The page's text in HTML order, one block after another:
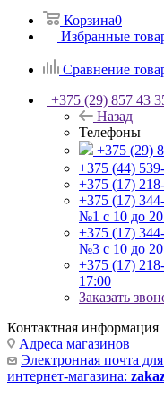
Корзина0
Избранные
Сравнение
+375 (29) 857 43
Назад
Телефоны
+375 (29)
+375 (44)
+375 (17)
+375 (17)
№1 с 10 до
+375 (17)
№3 с 10 до
+375 (17)
17:00
Заказать
Контактная информация
Адреса магазинов
Электронная почта
интернет-магазина: